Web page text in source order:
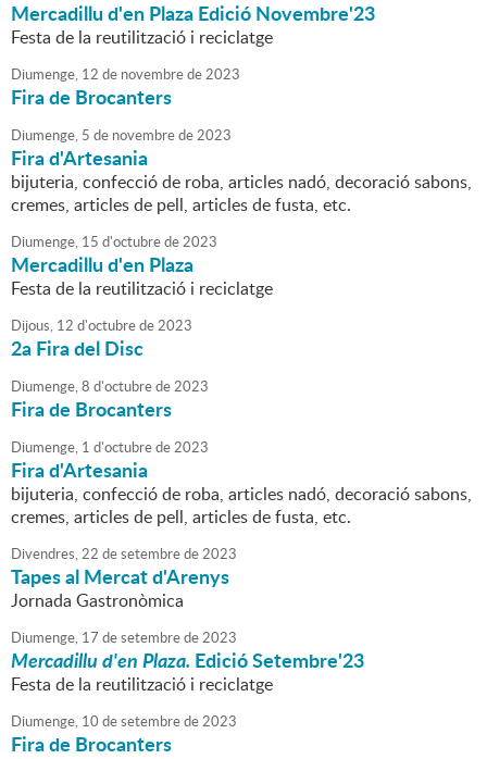
Mercadillu d'en Plaza Edició Novembre'23
Festa de la reutilització i reciclatge
Diumenge, 12 de novembrede2023
Fira de Brocanters
Diumenge, 5 de novembrede2023
Fira d'Artesania
bijuteria, confecció de roba, articles nadó, decoració sabons,
cremes, articles de pell, articles de fusta, etc.
Diumenge, 15 d'octubrede2023
Mercadillu d'en Plaza
Festa de la reutilització i reciclatge
Dijous, 12 d'octubrede2023
2a Fira del Disc
Diumenge,8 d'octubrede2023
Fira de Brocanters
Diumenge, 1 d'octubrede2023
Fira d'Artesania
bijuteria, confecció de roba, articles nadó, decoració sabons,
cremes, articles de pell, articles de fusta, etc.
Divendres,22 desetembrede2023
Tapes al Mercat d'Arenys
Jornada Gastronòmica
Diumenge, 17 desetembrede2023
Mercadillu d'en Plaza. Edició Setembre'23
Festa de la reutilització i reciclatge
Diumenge, 10 desetembrede2023
Fira de Brocanters